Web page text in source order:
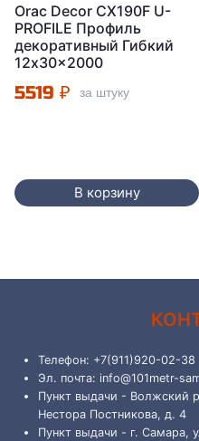
Orac Decor CX190F U-
PROFILE Профиль
декоративный Гибкий
12x30x2000
5519 ₽ за штуку
В корзину
Телефон: +7(911)920-02-38
Эл. почта: info@101metr-
Пункт выдачи - Волжский
Нестора Постникова, д. 4
Пункт выдачи - г. Самара,